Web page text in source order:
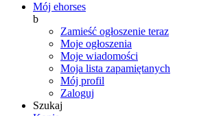
Mój ehorses
b
Zamieść ogłoszenie teraz
Moje ogłoszenia
Moje wiadomości
Moja lista zapamiętanych
Mój profil
Zaloguj
Szukaj